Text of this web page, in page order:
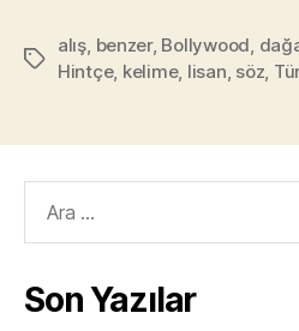
Etiketler
alış benzer, Bollywood
Hintçe, kelime, lisan söz
yap:
Son Yazılar